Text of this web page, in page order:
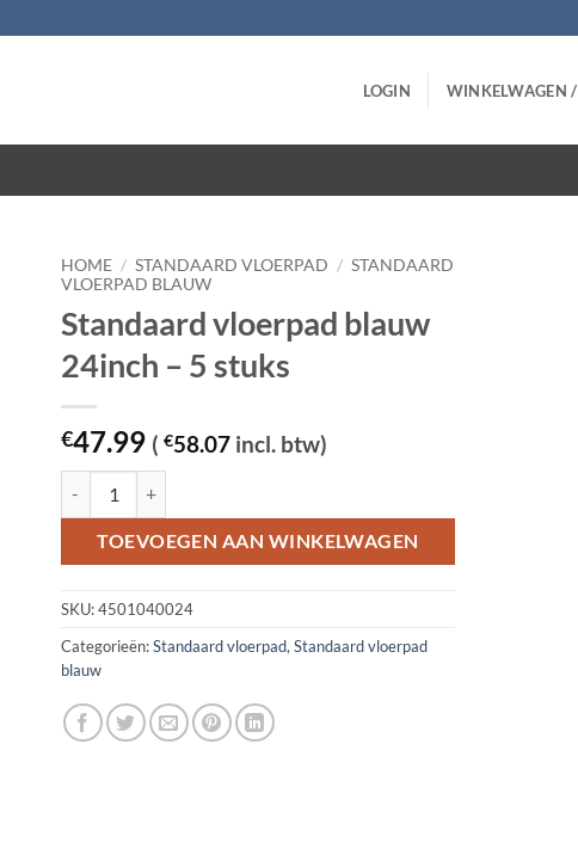
LOGIN WINKELWAGEN /
HOME / STANDAARD VLOERPAD / STANDAARD
VLOERPAD BLAUW
Standaard vloerpad blauw
24inch – 5 stuks
€47.99 ( €58.07 incl. btw)
TOEVOEGEN AAN WINKELWAGEN
SKU:4501040024
Categorieën:Standaard vloerpad, Standaard vloerpad
blauw